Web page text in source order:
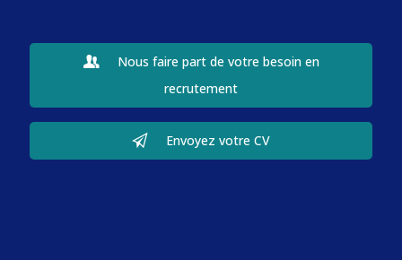
Nous faire part de votre besoin en
recrutement
Envoyez votre CV